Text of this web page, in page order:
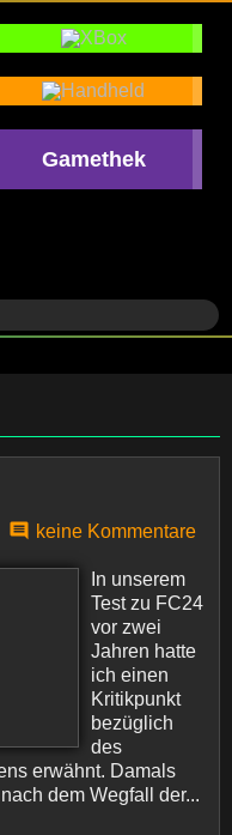
Gamethek
keine Kommentare
In unserem
Test zu FC24
vor zwei
Jahren hatte
ich einen
Kritikpunkt
bezüglich
des
erwähnt. Damals
dem Wegfall der...